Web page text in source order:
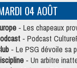
04 AOÛT
- Les chapeaux
- Podcast CulturePSG :
- Le PSG dévoile sa première
- Un arbitre